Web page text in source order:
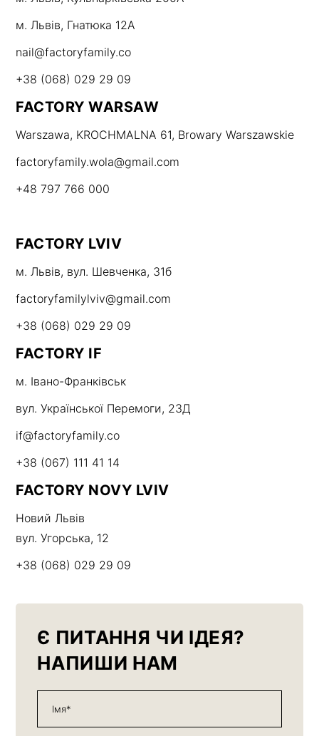
м. Львів, Гнатюка 12А
nail@factoryfamily.co
+38 (068) 029 29 09
FACTORY WARSAW
Warszawa, KROCHMALNA 61, Browary Warszawskie
factoryfamily.wola@gmail.com
+48 797 766 000
FACTORY LVIV
м. Львів, вул. Шевченка, 31б
factoryfamilylviv@gmail.com
+38 (068) 029 29 09
FACTORY IF
м. Івано-Франківськ
вул. Української Перемоги, 23Д
if@factoryfamily.co
+38 (067) 111 41 14
FACTORY NOVY LVIV
Новий Львів
вул. Угорська, 12
+38 (068) 029 29 09
Є ПИТАННЯ ЧИ ІДЕЯ?
НАПИШИ НАМ